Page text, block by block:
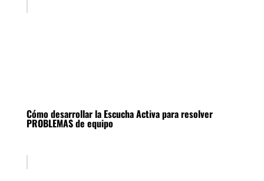
Cómo desarrollar la Escucha Activa para resolver
PROBLEMAS de equipo